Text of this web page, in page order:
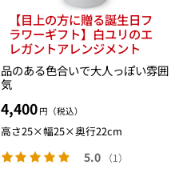
【目上の方に贈る誕生日フ
ラワーギフト】白ユリのエ
レガントアレンジメント
品のある色合いで大人っぽい雰囲
気
4,400 円（税込）
高さ25×幅25×奥行22cm
5.0 （1）